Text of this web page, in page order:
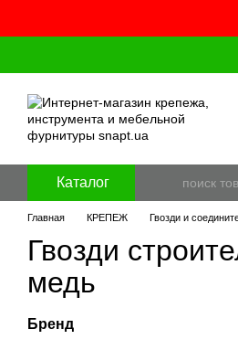
Каталог
Главная КРЕПЕЖ Гвозди и
Гвозди
медь
Бренд